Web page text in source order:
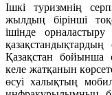
Ішкі туризмнің
жылдың бірінші
ішінде
Қазақстан бойынша
келе жатқанын
өсуі халықтың